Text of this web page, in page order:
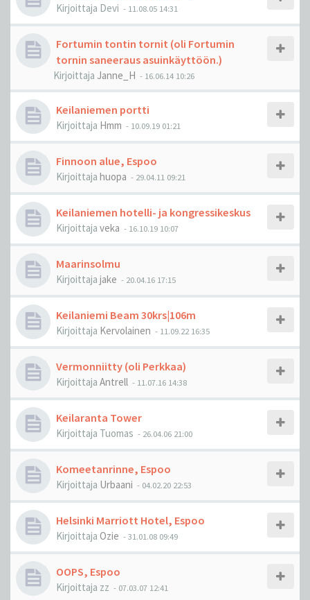
Kirjoittaja Devi - 11.08.05 14:31
Fortumin tontin tornit (oli Fortumin
tornin saneeraus asuinkäyttöön.)
Kirjoittaja Janne_H - 16.06.14 10:26
Keilaniemen portti
Kirjoittaja Hmm - 10.09.19 01:21
Finnoon alue, Espoo
Kirjoittaja huopa - 29.04.11 09:21
Keilaniemen hotelli- ja kongressikeskus
Kirjoittaja veka - 16.10.19 10:07
Maarinsolmu
Kirjoittaja jake - 20.04.16 17:15
Keilaniemi Beam 30krs|106m
Kirjoittaja Kervolainen - 11.09.22 16:35
Vermonniitty (oli Perkkaa)
Kirjoittaja Antrell - 11.07.16 14:38
Keilaranta Tower
Kirjoittaja Tuomas - 26.04.06 21:00
Komeetanrinne, Espoo
Kirjoittaja Urbaani - 04.02.20 22:53
Helsinki Marriott Hotel, Espoo
Kirjoittaja Ozie -31.01.08 09:49
OOPS, Espoo
Kirjoittaja zz - 07.03.07 12:41